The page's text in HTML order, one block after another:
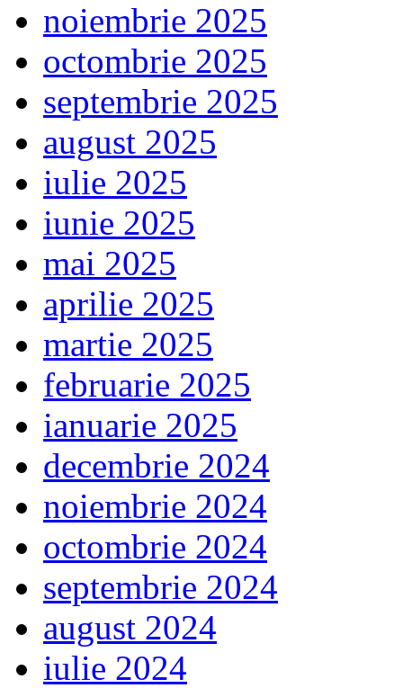
noiembrie 2025
octombrie 2025
septembrie 2025
august 2025
iulie 2025
iunie 2025
mai 2025
aprilie 2025
martie 2025
februarie 2025
ianuarie 2025
decembrie 2024
noiembrie 2024
octombrie 2024
septembrie 2024
august 2024
iulie 2024